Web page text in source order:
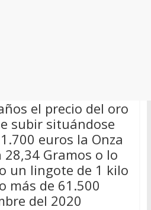
el precio del oro
subir situándose
euros la Onza
28,34 Gramos o lo
un lingote de 1 kilo
más de 61.500
del 2020